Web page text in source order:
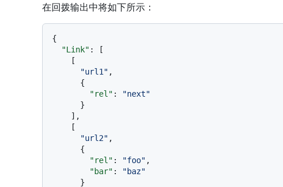
在回拨输出中将如下所示：
{
"Link" :
[
[
"url1" ,
{
"rel" :
"next"
}
] ,
[
"url2" ,
{
"rel" : "foo" ,
"bar" :
"baz"
}